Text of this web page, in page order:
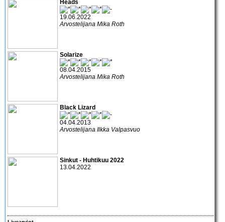
Heads
19.06.2022
Arvostelijana Mika Roth
Solarize
08.04.2015
Arvostelijana Mika Roth
Black Lizard
04.04.2013
Arvostelijana Ilkka Valpasvuo
Sinkut - Huhtikuu 2022
13.04.2022